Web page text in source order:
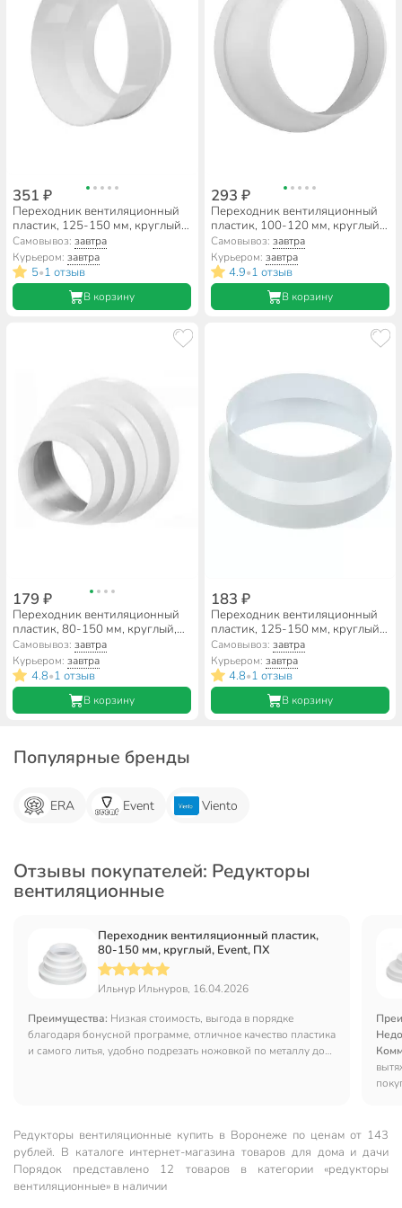
351 ₽
Переходник вентиляционный
пластик, 125-150 мм, круглый,
эксцентрический, ERA,
12,515RP
Самовывоз:завтра
Курьером:завтра
5•1 отзыв
В корзину
293 ₽
Переходник вентиляционный
пластик, 100-120 мм, круглый,
ERA, 1012RP
Самовывоз: завтра
Курьером: завтра
4.9•1 отзыв
В корзину
179 ₽
Переходник вентиляционный
пластик, 80-150 мм, круглый,
универсальный, Viento,
ПУ15.12,5.12.10.8
Самовывоз:завтра
Курьером:завтра
4.8•1 отзыв
В корзину
183 ₽
Переходник вентиляционный
пластик, 125-150 мм, круглый,
Event, 125150РП
Самовывоз: завтра
Курьером: завтра
4.8•1 отзыв
В корзину
Популярные бренды
ERA Event Viento
Отзывы покупателей: Редукторы
вентиляционные
Переходник вентиляционный пластик,
80-150 мм, круглый, Event, ПХ
Ильнур Ильнуров, 16.04.2026
Преимущества: Низкая стоимость, выгода в порядке
благодаря бонусной программе, отличное качество пластика
и самого литья, удобно подрезать ножовкой по металлу до
Редукторы вентиляционные купить в Воронеже по ценам от 143
рублей. В каталоге интернет-магазина товаров для дома и дачи
Порядок представлено 12 товаров в категории «редукторы
вентиляционные» в наличии